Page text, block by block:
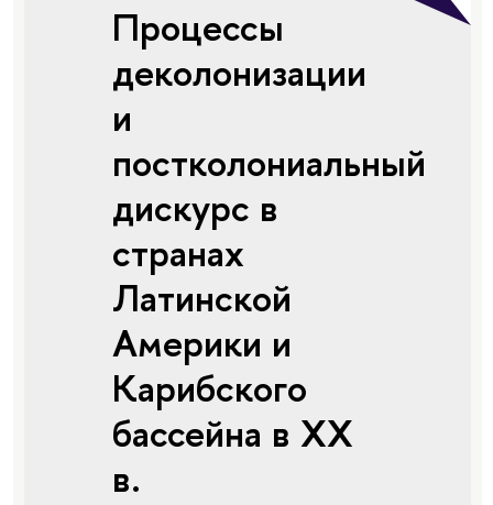
Процессы
деколонизации
и
постколониальный
дискурс в
странах
Латинской
Америки и
Карибского
бассейна в XX
в.